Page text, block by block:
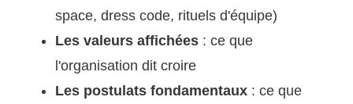
space, dress code, rituels d'équipe)
Les valeurs affichées : ce que
l'organisation dit croire
Les postulats fondamentaux : ce que